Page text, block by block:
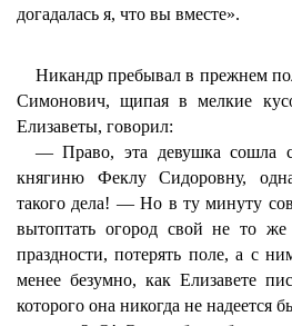
догадалась я, что вы вместе».
Никандр пребывал в прежнем
Симонович, щипая в мелкие
Елизаветы, говорил:
— Право, эта девушка
княгиню Феклу Сидоровну,
такого дела! — Но в ту минуту
вытоптать огород свой не то же
праздности, потерять поле, а с
менее безумно, как Елизавете
которого она никогда не надеется